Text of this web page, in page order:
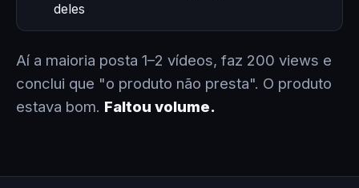
deles
Aí a maioria posta 1–2 vídeos, faz 200 views e
conclui que "o produto não presta". O produto
estava bom. Faltou volume.